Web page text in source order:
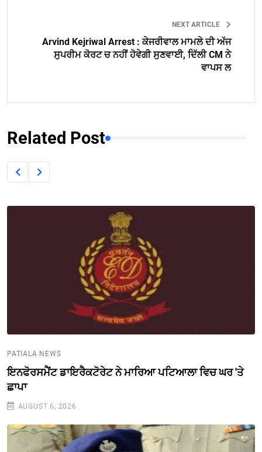
NEXT ARTICLE
Arvind Kejriwal Arrest : ਕੇਜਰੀਵਾਲ ਮਾਮਲੇ ਦੀ ਅੱਜ
ਸੁਪਰੀਮ ਕੋਰਟ ਚ ਨਹੀਂ ਹੋਵੇਗੀ ਸੁਣਵਾਈ, ਦਿੱਲੀ CM ਨੇ
ਵਾਪਸ ਲ
Related Post
PATIALA NEWS
ਇਨਫੋਰਸਮੈਂਟ ਡਾਇਰੈਕਟੋਰੇਟ ਨੇ ਮਾਰਿਆ ਪਟਿਆਲਾ ਵਿਚ ਘਰ 'ਤੇ
ਛਾਪਾ
AUGUST 6, 2026